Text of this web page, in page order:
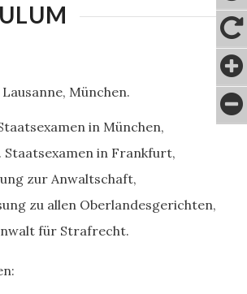
München.
in München,
Staatsexamen in Frankfurt,
zur Anwaltschaft,
zu allen Oberlandesgerichten,
für Strafrecht.